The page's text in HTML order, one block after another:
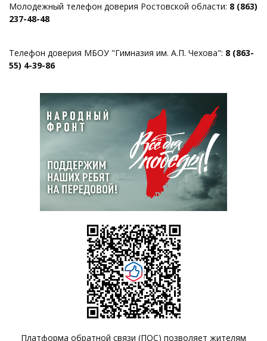
Молодежный телефон доверия Ростовской области: 8 (863)
237-48-48
Телефон доверия МБОУ "Гимназия им. А.П. Чехова": 8 (863-
55) 4-39-86
Платформа обратной связи (ПОС) позволяет жителям